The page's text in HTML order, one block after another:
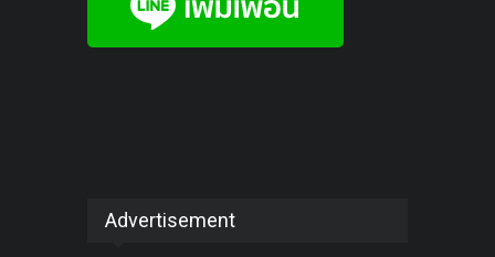
Advertisement